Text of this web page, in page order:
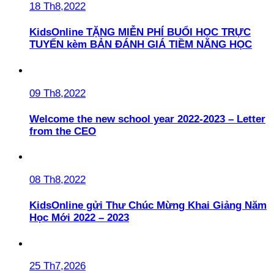
18 Th8,2022
KidsOnline TẶNG MIỄN PHÍ BUỔI HỌC TRỰC
TUYẾN kèm BẢN ĐÁNH GIÁ TIỀM NĂNG HỌC
09 Th8,2022
Welcome the new school year 2022-2023 – Letter
from the CEO
08 Th8,2022
KidsOnline gửi Thư Chúc Mừng Khai Giảng Năm
Học Mới 2022 – 2023
25 Th7,2026